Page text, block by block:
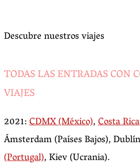
Descubre nuestros viajes
TODAS LAS ENTRADAS CON
VIAJES
2021:CDMX (México),Costa Rica
Ámsterdam (Países Bajos),
(Portugal), Kiev (Ucrania).